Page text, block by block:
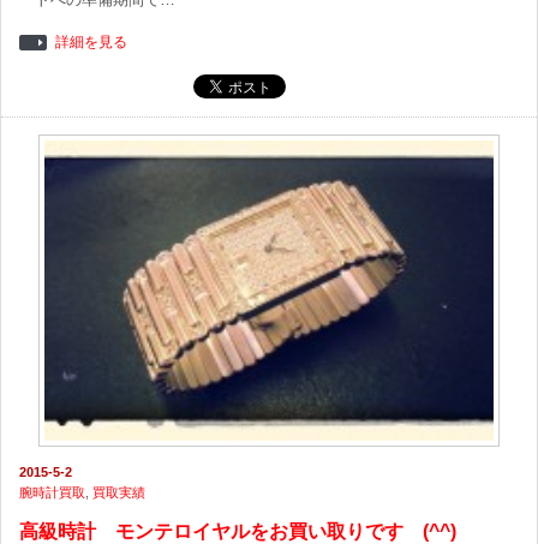
詳細を見る
2015-5-2
腕時計買取
買取実績
高級時計 モンテロイヤルをお買い取りです (^^)